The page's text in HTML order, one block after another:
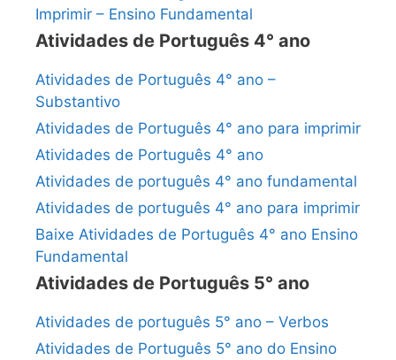
Imprimir – Ensino Fundamental
Atividades de Português 4° ano
Atividades de Português 4° ano –
Substantivo
Atividades de Português 4° ano para imprimir
Atividades de Português 4° ano
Atividades de português 4° ano fundamental
Atividades de português 4° ano para imprimir
Baixe Atividades de Português 4° ano Ensino
Fundamental
Atividades de Português 5° ano
Atividades de português 5° ano – Verbos
Atividades de Português 5° ano do Ensino